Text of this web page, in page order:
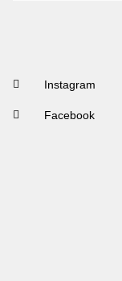
Instagram
Facebook